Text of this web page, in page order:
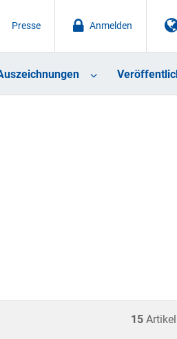
Anmelden
Presse
15